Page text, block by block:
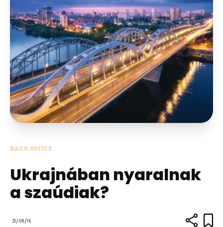
BACK OFFICE
Ukrajnában nyaralnak
a szaúdiak?
21/08/16